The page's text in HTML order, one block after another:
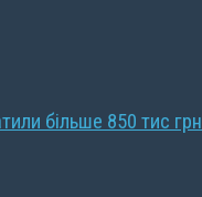
більше 850 тис грн